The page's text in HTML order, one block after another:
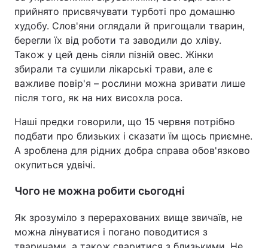
прийнято присвячувати турботі про домашню
худобу. Слов'яни оглядали й пригощали тварин,
берегли їх від роботи та заводили до хліву.
Також у цей день сіяли пізній овес. Жінки
збирали та сушили лікарські трави, але є
важливе повір'я – рослини можна зривати лише
після того, як на них висохла роса.
Наші предки говорили, що 15 червня потрібно
подбати про близьких і сказати їм щось приємне.
А зроблена для рідних добра справа обов'язково
окупиться удвічі.
Чого не можна робити сьогодні
Як зрозуміло з перерахованих вище звичаїв, не
можна лінуватися і погано поводитися з